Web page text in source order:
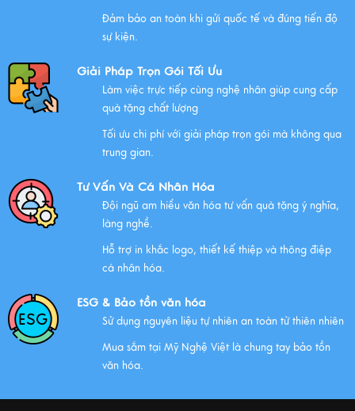
Chúc mừng chị Nguyễn Thị Nhựt Phượng - giám đốc
Xem thêm
Chính Sách Quyền Riêng Tư Tại Mỹ Nghệ Việt
NHỮNG ĐẶC ĐIỂM CỦA HÀNG THỦ CÔNG MỸ NGHỆ
QUÀ VĂN HÓA VIỆT TẶNG KHÁCH QUỐC TẾ
Đảm bảo an toàn khi gửi quốc tế và đúng tiến độ
sự kiện.
Giải Pháp Trọn Gói Tối Ưu
Làm việc trực tiếp cùng nghệ nhân giúp cung cấp
quà tặng chất lượng
Tối ưu chi phí với giải pháp trọn gói mà không qua
trung gian.
Tư Vấn Và Cá Nhân Hóa
Đội ngũ am hiểu văn hóa tư vấn quà tặng ý nghĩa,
làng nghề.
Hỗ trợ in khắc logo, thiết kế thiệp và thông điệp
cá nhân hóa.
ESG & Bảo tồn văn hóa
Sử dụng nguyên liệu tự nhiên an toàn từ thiên nhiên
Mua sắm tại Mỹ Nghệ Việt là chung tay bảo tồn
văn hóa.